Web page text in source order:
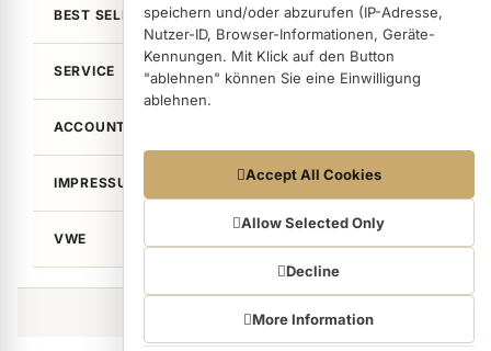
speichern und/oder abzurufen (IP-Adresse,
Nutzer-ID, Browser-Informationen, Geräte-
Kennungen. Mit Klick auf den Button
"ablehnen" können Sie eine Einwilligung
ablehnen.
Datennutzungen
Wir arbeiten mit Partnern zusammen, die von
Ihrem Endgerät abgerufene Daten
(Trackingdaten) auch zu eigenen Zwecken
(z.B. Profilbildungen) / zu Zwecken Dritter
sondern auch deren Weiterverarbeitung durch
Accept All Cookies
Allow Selected Only
Decline
More Information
BEST SELLER
SERVICE
ACCOUNT
IMPRESSUM / LEGAL
VWE
©von Wellean EigenArt e.K. 2026